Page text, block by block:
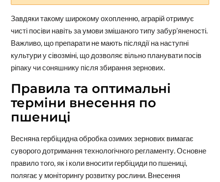
Завдяки такому широкому охопленню, аграрій отримує
чисті посіви навіть за умови змішаного типу забур’яненості.
Важливо, що препарати не мають післядії на наступні
культури у сівозміні, що дозволяє вільно планувати посів
ріпаку чи соняшнику після збирання зернових.
Правила та оптимальні
терміни внесення по
пшениці
Весняна гербіцидна обробка озимих зернових вимагає
суворого дотримання технологічного регламенту. Основне
правило того, як і коли вносити гербіциди по пшениці,
полягає у моніторингу розвитку рослини. Внесення